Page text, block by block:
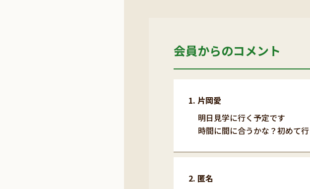
会員からのコメント
片岡愛
明日見学に行く予定です
時間に間に合うかな？初めて
匿名